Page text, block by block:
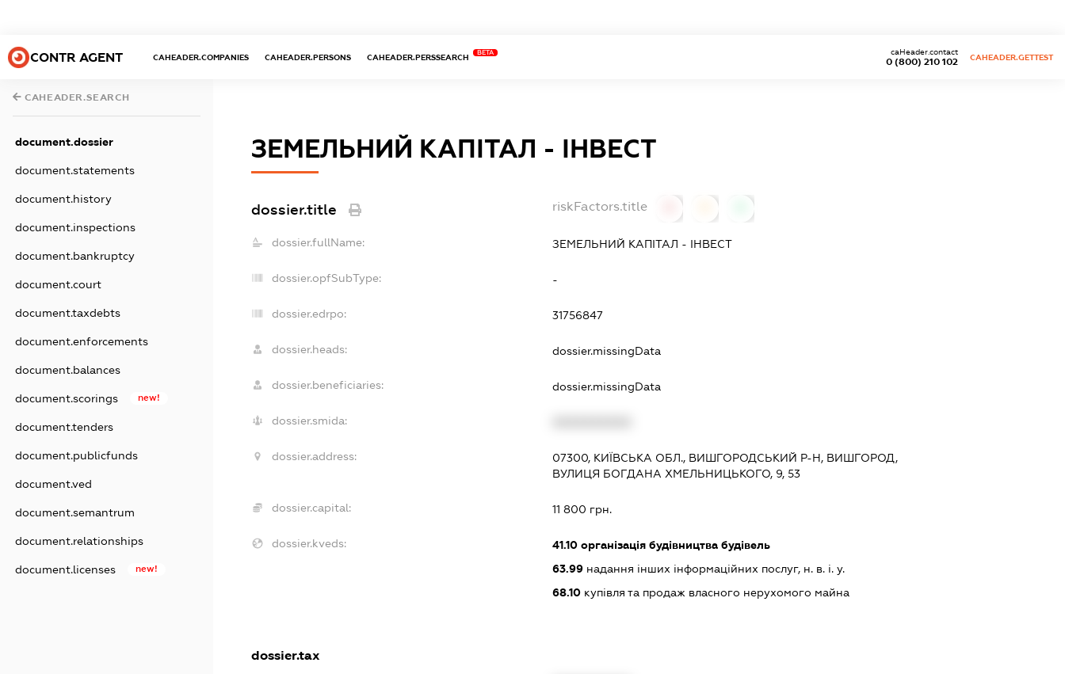
CONTR AGENT CAHEADER.COMPANIES CAHEADER.PERSONS CAHEADER.PERSSEARCH
BETA
0 (800) 210 102
caHeader.contact
CAHEADER.GETTEST
CAHEADER.SEARCH
document.dossier
document.statements
document.history
document.inspections
document.bankruptcy
document.court
document.taxdebts
document.enforcements
document.balances
document.scorings new!
document.tenders
document.publicfunds
document.ved
document.semantrum
document.relationships
document.licenses new!
ЗЕМЕЛЬНИЙ КАПІТАЛ - ІНВЕСТ
dossier.title riskFactors.title
dossier.fullName: ЗЕМЕЛЬНИЙ КАПІТАЛ - ІНВЕСТ
dossier.opfSubType: -
dossier.edrpo: 31756847
dossier.heads: dossier.missingData
dossier.beneficiaries: dossier.missingData
dossier.smida:
dossier.address:
07300, КИЇВСЬКА ОБЛ., ВИШГОРОДСЬКИЙ Р-Н, ВИШГОРОД,
ВУЛИЦЯ БОГДАНА ХМЕЛЬНИЦЬКОГО, 9, 53
dossier.capital: 11 800 грн.
dossier.kveds: 41.10 організація будівництва будівель
63.99 надання інших інформаційних послуг, н. в. і. у.
68.10 купівля та продаж власного нерухомого майна
dossier.tax